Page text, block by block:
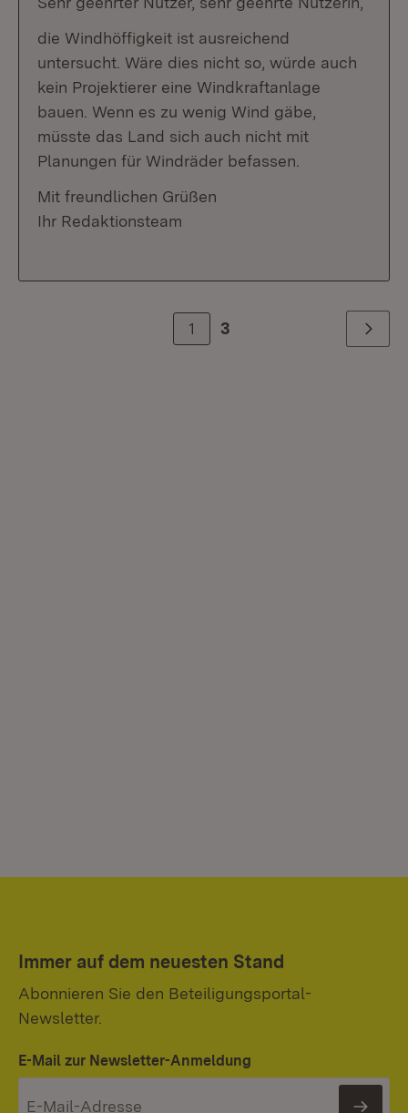
die Windhöffigkeit ist ausreichend
untersucht. Wäre dies nicht so, würde auch
kein Projektierer eine Windkraftanlage
bauen. Wenn es zu wenig Wind gäbe,
müsste das Land sich auch nicht mit
Planungen für Windräder befassen.
Mit freundlichen Grüßen
Ihr Redaktionsteam
1 3 Weiter
Immer auf dem neuesten Stand
Abonnieren Sie den Beteiligungsportal-
Newsletter.
E-Mail zur Newsletter-Anmeldung